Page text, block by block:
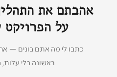
אהבתם את
על
ראשונה בלי עלות,